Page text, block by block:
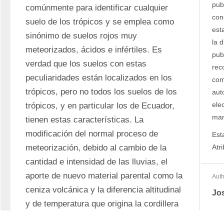
comúnmente para identificar cualquier
suelo de los trópicos y se emplea como
sinónimo de suelos rojos muy
meteorizados, ácidos e infértiles. Es
verdad que los suelos con estas
peculiaridades están localizados en los
trópicos, pero no todos los suelos de los
trópicos, y en particular los de Ecuador,
tienen estas características. La
modificación del normal proceso de
meteorización, debido al cambio de la
cantidad e intensidad de las lluvias, el
aporte de nuevo material parental como la
ceniza volcánica y la diferencia altitudinal
y de temperatura que origina la cordillera
la